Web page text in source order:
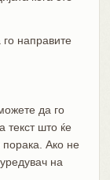
направите
да го
текст што ќе
порака. Ако не
на